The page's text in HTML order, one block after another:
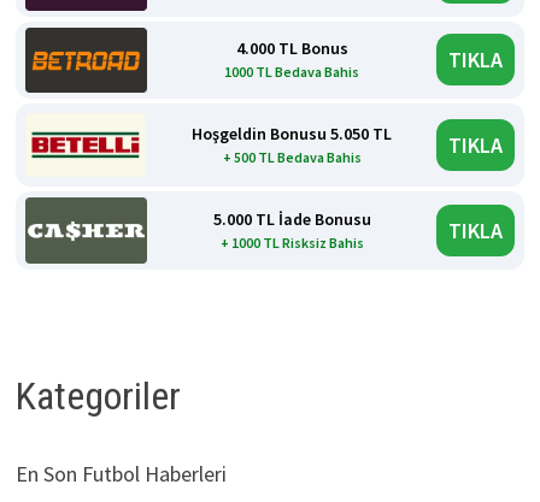
4.000 TL Bonus
1000 TL Bedava Bahis TIKLA
Hoşgeldin Bonusu 5.050 TL
+ 500 TL Bedava Bahis TIKLA
5.000 TL İade Bonusu
+ 1000 TL Risksiz Bahis TIKLA
Kategoriler
En Son Futbol Haberleri